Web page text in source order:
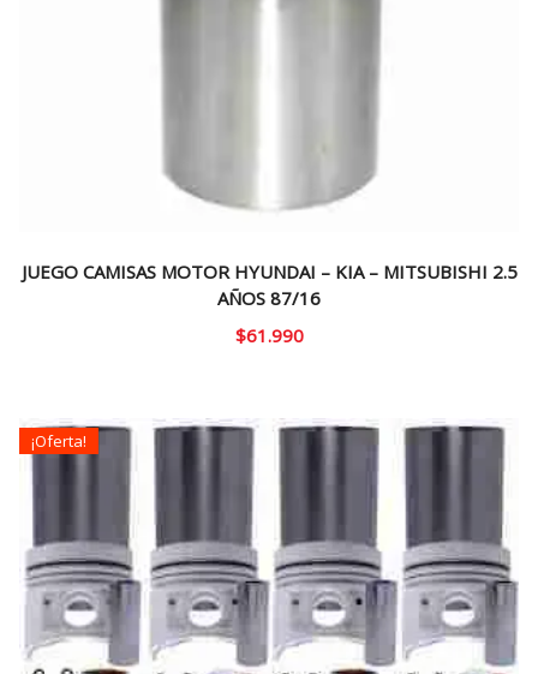
JUEGO CAMISAS MOTOR HYUNDAI – KIA – MITSUBISHI 2.5
AÑOS 87/16
$61.990
¡Oferta!